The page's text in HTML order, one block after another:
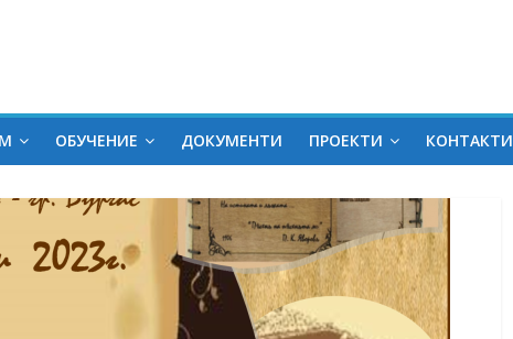
ОБУЧЕНИЕ ДОКУМЕНТИ ПРОЕКТИ КОНТАКТИ